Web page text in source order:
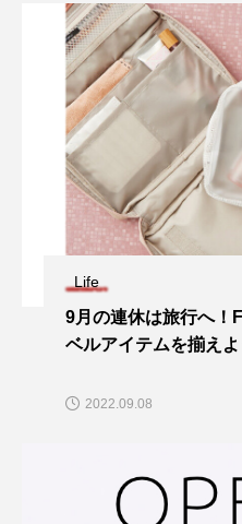
Life
9月の連休は旅行へ！
ベルアイテムを揃えよ
2022.09.08